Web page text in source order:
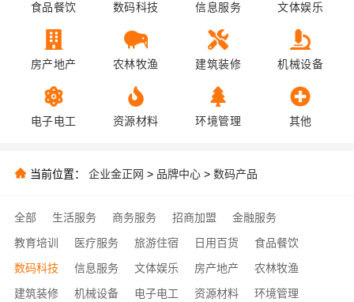
食品餐饮 数码科技 信息服务 文体娱乐
房产地产 农林牧渔 建筑装修 机械设备
电子电工 资源材料 环境管理 其他
当前位置： 企业金正网 > 品牌中心 > 数码产品
全部 生活服务 商务服务 招商加盟
金融服务
教育培训
医疗服务 旅游住宿 日用百货
食品餐饮
数码科技
信息服务 文体娱乐 房产地产
农林牧渔
建筑装修
机械设备 电子电工 资源材料
环境管理